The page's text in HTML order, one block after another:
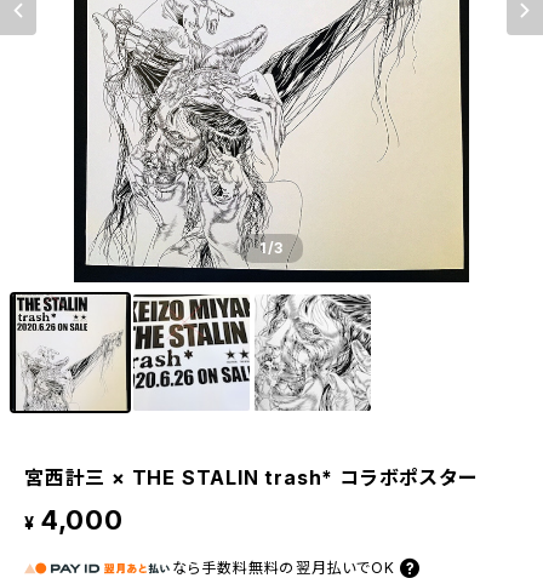
1/3
宮西計三 × THE STALIN trash* コラボポスター
¥ 4,000
なら 手数料無料の 翌月払いでOK